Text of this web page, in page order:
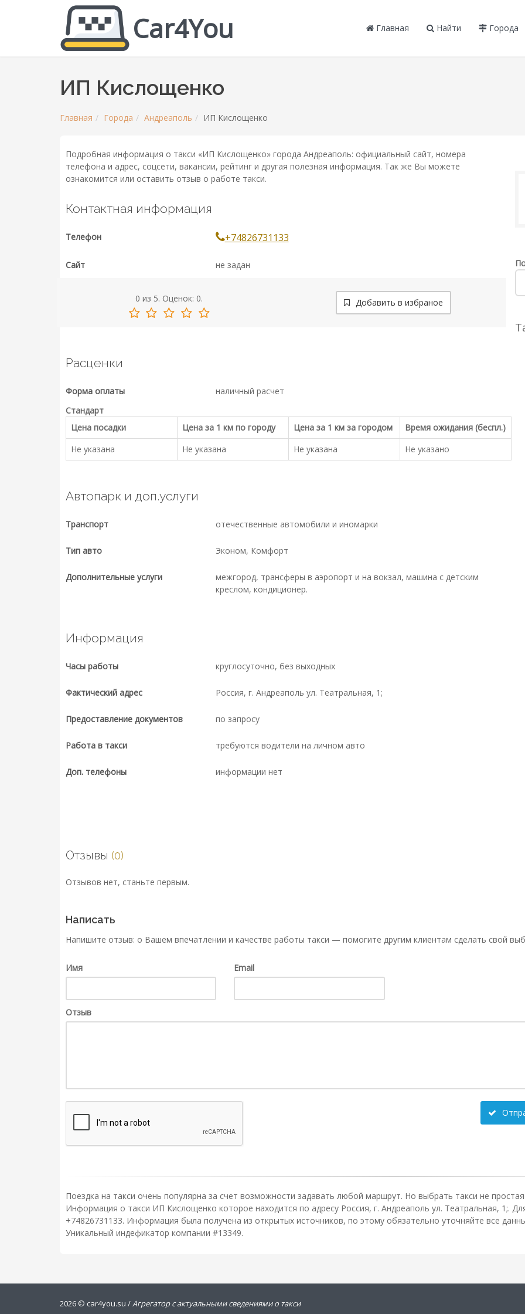
Car4You Главная Найти Города
ИП Кислощенко
Главная Города Андреаполь ИП Кислощенко
Подробная информация о такси «ИП Кислощенко» города Андреаполь: официальный сайт, номера
телефона и адрес, соцсети, вакансии, рейтинг и другая полезная информация. Так же Вы можете
ознакомится или оставить отзыв о работе такси.
Контактная информация
Телефон +74826731133
Сайт не задан
0 из 5. Оценок: 0. Добавить в избраное
Расценки
Форма оплаты
наличный расчет
Стандарт
Цена посадки
Цена за 1 км по городу Цена за 1 км за городом
Время ожидания (беспл.)
Не указана
Не указана Не указана Не указано
Автопарк и доп.услуги
Транспорт отечественные автомобили и иномарки
Тип авто Эконом, Комфорт
Дополнительные услуги
межгород, трансферы в аэропорт и на вокзал, машина с детским
креслом, кондиционер.
Информация
Часы работы круглосуточно, без выходных
Фактический адрес Россия, г. Андреаполь ул. Театральная, 1;
Предоставление документов по запросу
Работа в такси требуются водители на личном авто
Доп. телефоны информации нет
Отзывы (0)
Отзывов нет, станьте первым.
Написать
Напишите отзыв: о Вашем впечатлении и качестве работы такси — помогите другим клиентам сделать свой
Имя Email
Отзыв
Поездка на такси очень популярна за счет возможности задавать любой маршрут. Но выбрать такси не
Информация о такси ИП Кислощенко которое находится по адресу Россия, г. Андреаполь ул. Театральная, 1;.
+74826731133. Информация была получена из открытых источников, по этому обязательно уточняйте все
Уникальный индефикатор компании #13349.
2026 © car4you.su /Агрегатор с актуальными сведениями о такси